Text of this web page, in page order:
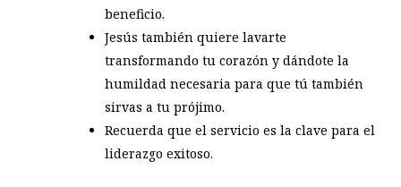
beneficio.
Jesús también quiere lavarte
transformando tu corazón y dándote la
humildad necesaria para que tú también
sirvas a tu prójimo.
Recuerda que el servicio es la clave para el
liderazgo exitoso.